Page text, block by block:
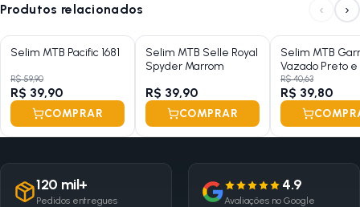
Produtos relacionados ‹ ›
Selim MTB Pacific 1681
R$ 59,90
R$ 39,90
COMPRAR
Selim MTB Selle Royal
Spyder Marrom
R$ 39,90
COMPRAR
Selim MTB
Vazado Preto
Gel
R$ 40,63
R$ 39,80
120 mil+
Pedidos entregues
4.9
Avaliações no Google